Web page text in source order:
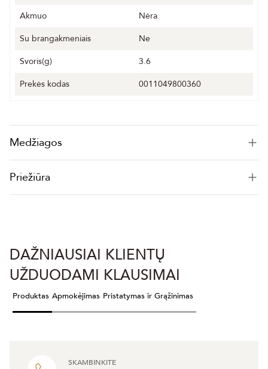
Akmuo
Nėra
Su brangakmeniais
Ne
Svoris(g)
3.6
Prekės kodas
0011049800360
Medžiagos
Priežiūra
SKAMBINKITE
DAŽNIAUSIAI KLIENTŲ
UŽDUODAMI KLAUSIMAI
Produktas Apmokėjimas Pristatymas ir Grąžinimas